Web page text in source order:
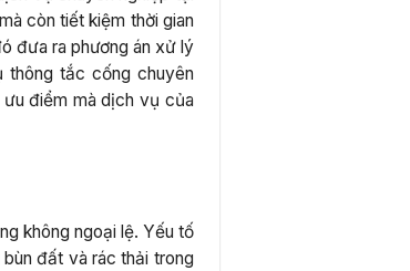
còn tiết kiệm thời gian
đưa ra phương án xử lý
thông tắc cống chuyên
điểm mà dịch vụ của
không ngoại lệ. Yếu tố
đất và rác thải trong